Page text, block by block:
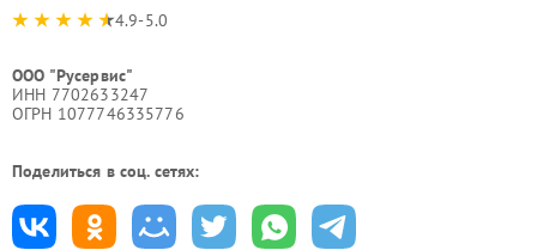
4.9-5.0
ООО "Русервис"
ИНН 7702633247
ОГРН 1077746335776
Поделиться в соц. сетях: